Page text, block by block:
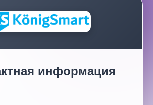
информация